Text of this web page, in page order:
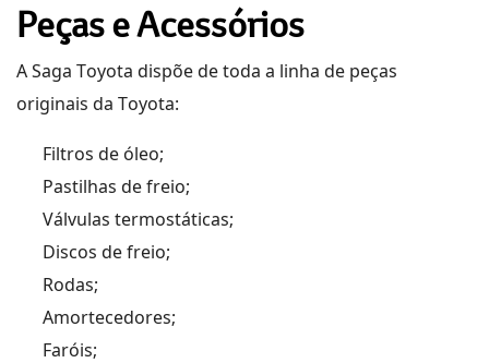
Peças e Acessórios
ASaga Toyota dispõe de toda a linha de peças
originais da Toyota:
Filtros de óleo;
Pastilhas de freio;
Válvulas termostáticas;
Discos de freio;
Rodas;
Amortecedores;
Faróis;